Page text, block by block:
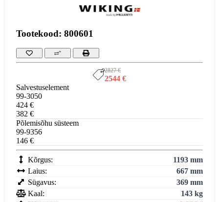
Tootekood: 800601
2827 €
2544 €
Salvestuselement
99-3050
424 €
382 €
Põlemisõhu süsteem
99-9356
146 €
Kõrgus:
1193 mm
Laius:
667 mm
Sügavus:
369 mm
Kaal:
143 kg